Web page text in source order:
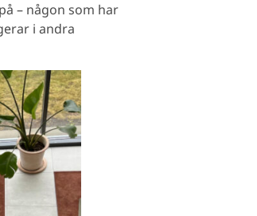
– någon som har
i andra